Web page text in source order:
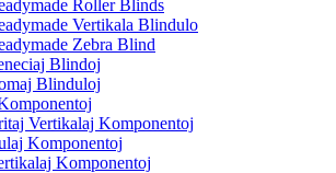
Roller Blinds
Vertikala Blindulo
Zebra Blind
Blindoj
Blinduloj
Vertikalaj Komponentoj
Komponentoj
Komponentoj